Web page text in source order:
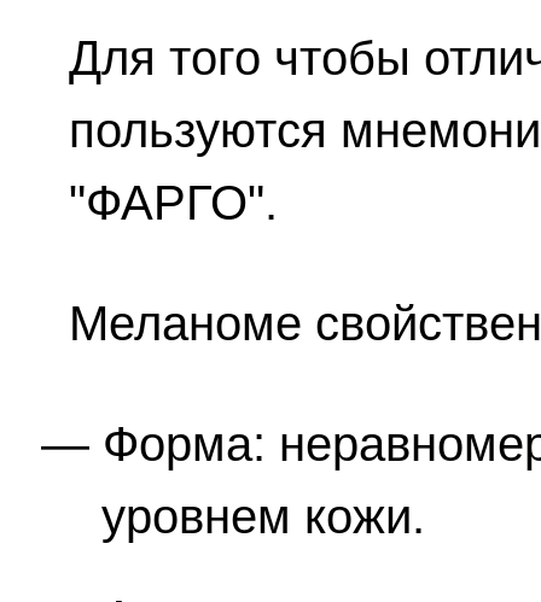
Для того чтобы
пользуются
"ФАРГО".
Меланоме
Форма:
уровнем кожи.